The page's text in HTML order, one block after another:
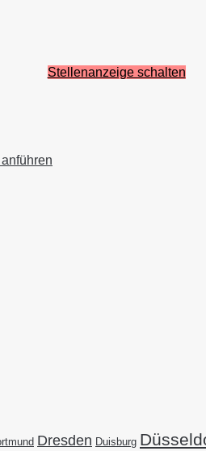
Stellenanzeige schalten
Dresden Duisburg